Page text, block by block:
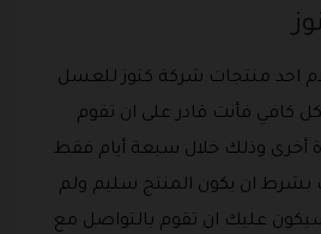
احد منتجات شركة كنوز للعسل
كافي فأنت قادر على ان تقوم
أخرى وذلك خلال سبعة أيام فقط
بشرط ان يكون المنتج سليم ولم
عليك ان تقوم بالتواصل مع